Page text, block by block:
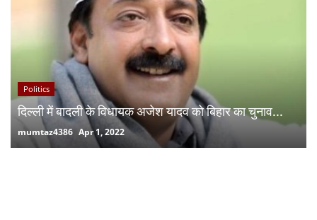
Politics
दिल्ली में बादली के विधायक अजेश यादव को बिहार का चुनाव...
mumtaz4386 Apr 1, 2022